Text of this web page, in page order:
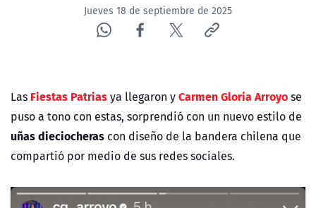
CANAL DE DENUNCIAS
ÁREA DE PROYECTOS
Jueves 18 de septiembre de 2025
Las Fiestas Patriasya llegaron yCarmen Gloria Arroyose
puso a tono con estas, sorprendió con un nuevo estilo de
uñasdieciocheras con diseño de la bandera chilena que
compartió por medio de sus redes sociales.